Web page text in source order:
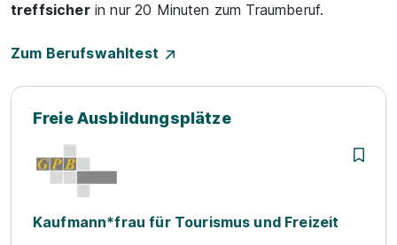
treffsicherin nur 20 Minuten zum Traumberuf.
Zum Berufswahltest
Freie Ausbildungsplätze
Kaufmann*frau für Tourismus und Freizeit